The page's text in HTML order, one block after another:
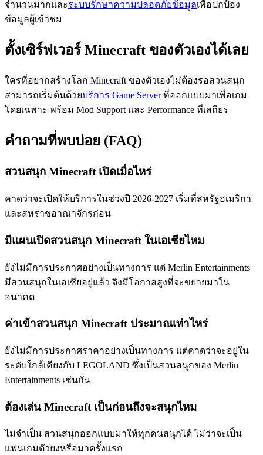
จำนวนมากและระบบรักษาความปลอดภัยข้อมูลเพื่อปกป้อง
ข้อมูลผู้เข้าชม
ตั้งเซิร์ฟเวอร์ Minecraft ของตัวเองได้เลย
ใครที่อยากสร้างโลก Minecraft ของตัวเองไม่ต้องรอสวนสนุก
สามารถเริ่มต้นด้วยบริการ Game Serverที่ออกแบบมาเพื่อเกม
โดยเฉพาะ พร้อม Mod Support และ Performance ที่เสถียร
คำถามที่พบบ่อย (FAQ)
สวนสนุก Minecraft เปิดเมื่อไหร่
คาดว่าจะเปิดให้บริการในช่วงปี 2026-2027 เริ่มที่สหรัฐอเมริกา
และสหราชอาณาจักรก่อน
มีแผนเปิดสวนสนุก Minecraft ในเอเชียไหม
ยังไม่มีการประกาศอย่างเป็นทางการ แต่ Merlin Entertainments
มีสวนสนุกในเอเชียอยู่แล้ว จึงมีโอกาสสูงที่จะขยายมาใน
อนาคต
ค่าเข้าสวนสนุก Minecraft ประมาณเท่าไหร่
ยังไม่มีการประกาศราคาอย่างเป็นทางการ แต่คาดว่าจะอยู่ใน
ระดับใกล้เคียงกับ LEGOLAND ซึ่งเป็นสวนสนุกของ Merlin
Entertainments เช่นกัน
ต้องเล่น Minecraft เป็นก่อนถึงจะสนุกไหม
ไม่จำเป็น สวนสนุกออกแบบมาให้ทุกคนสนุกได้ ไม่ว่าจะเป็น
แฟนเกมตัวยงหรือมาครั้งแรก